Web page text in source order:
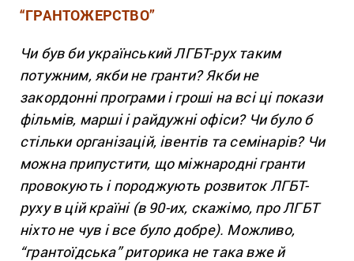
“ГРАНТОЖЕРСТВО”
Чи був би український ЛГБТ-рух таким
потужним, якби не гранти? Якби не
закордонні програми і гроші на всі ці покази
фільмів, марші і райдужні офіси? Чи було б
стільки організацій, івентів та семінарів? Чи
можна припустити, що міжнародні гранти
провокують і породжують розвиток ЛГБТ-
руху в цій країні (в 90-их, скажімо, про ЛГБТ
ніхто не чув і все було добре). Можливо,
“грантоїдська” риторика не така вже й